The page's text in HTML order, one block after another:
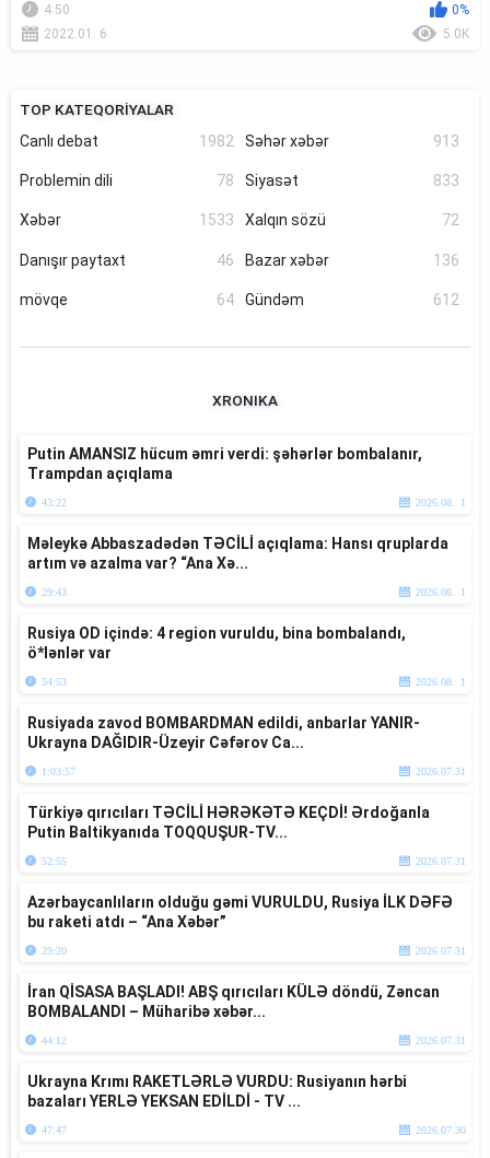
TOP KATEQORİYALAR
Canlı debat
1982 Səhər xəbər 913
Problemin dili 78 Siyasət 833
Xəbər 1533 Xalqın sözü 72
Danışır paytaxt 46 Bazar xəbər 136
mövqe 64 Gündəm 612
XRONIKA
Putin AMANSIZ hücum əmri verdi: şəhərlər bombalanır,
Trampdan açıqlama
43:22 2026.08. 1
Məleykə Abbaszadədən TƏCİLİ açıqlama: Hansı qruplarda
artım və azalma var? “Ana Xə...
29:43 2026.08. 1
Rusiya OD içində: 4 region vuruldu, bina bombalandı,
ö*lənlər var
54:53 2026.08. 1
Rusiyada zavod BOMBARDMAN edildi, anbarlar YANIR-
Ukrayna DAĞIDIR-Üzeyir Cəfərov Ca...
1:03:57 2026.07.31
Türkiyə qırıcıları TƏCİLİ HƏRƏKƏTƏ KEÇDİ! Ərdoğanla
Putin Baltikyanıda TOQQUŞUR-TV...
52:55 2026.07.31
Azərbaycanlıların olduğu gəmi VURULDU, Rusiya İLK DƏFƏ
bu raketi atdı – “Ana Xəbər”
29:20 2026.07.31
İran QİSASA BAŞLADI! ABŞ qırıcıları KÜLƏ döndü, Zəncan
BOMBALANDI – Müharibə xəbər...
44:12 2026.07.31
Ukrayna Krımı RAKETLƏRLƏ VURDU: Rusiyanın hərbi
bazaları YERLƏ YEKSAN EDİLDİ - TV ...
47:47 2026.07.30
4:50
0%
2022.01. 6
5.0K